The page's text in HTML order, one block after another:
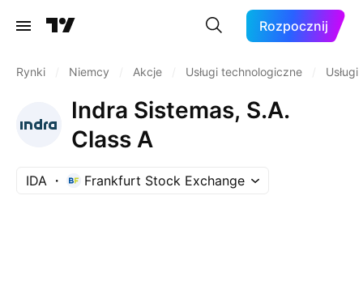
Rozpocznij
Rynki Niemcy Akcje Usługi technologiczne
Indra Sistemas, S.A.
Class A
IDA Frankfurt Stock Exchange